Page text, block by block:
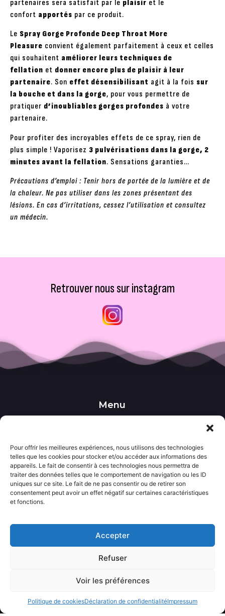
Pour offrir les meilleures expériences, nous utilisons des technologies
telles que les cookies pour stocker et/ou accéder aux informations des
appareils. Le fait de consentir à ces technologies nous permettra de
traiter des données telles que le comportement de navigation ou les ID
uniques sur ce site. Le fait de ne pas consentir ou de retirer son
consentement peut avoir un effet négatif sur certaines caractéristiques
et fonctions.
Accepter
Refuser
Voir les préférences
Politique de cookiesDéclaration de confidentialitéImpressum
partenaires sera satisfait par le plaisir et le
confort apportés par ce produit.
Le Spray Gorge Profonde Deep Throat More
Pleasure convient également parfaitement à ceux et celles
qui souhaitent améliorer leurs techniques de
fellation et donner encore plus de plaisir à leur
partenaire. Son effet désensibilisant agit à la fois sur
la bouche et dans la gorge, pour vous permettre de
pratiquer d’inoubliables gorges profondes à votre
partenaire.
Pour profiter des incroyables effets de ce spray, rien de
plus simple ! Vaporisez 3 pulvérisations dans la gorge, 2
minutes avant la fellation. Sensations garanties…
Précautions d’emploi : Tenir hors de portée de la lumière et de
la chaleur. Ne pas utiliser dans les zones présentant des
lésions. En cas d’irritations, cessez l’utilisation et consultez
un médecin.
Retrouver nous sur instagram
Menu
••• Accueil
••• Wishlist
••• Actualités
Informations
Contact
••• Nous contacter
Avecloveshop.fr tout droits réservé.